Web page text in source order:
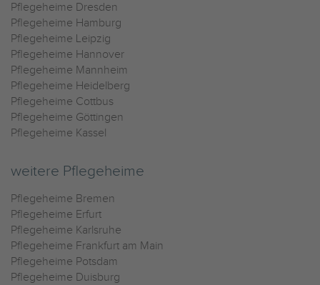
Pflegeheime Dresden
Pflegeheime Hamburg
Pflegeheime Leipzig
Pflegeheime Hannover
Pflegeheime Mannheim
Pflegeheime Heidelberg
Pflegeheime Cottbus
Pflegeheime Göttingen
Pflegeheime Kassel
weitere Pflegeheime
Pflegeheime Bremen
Pflegeheime Erfurt
Pflegeheime Karlsruhe
Pflegeheime Frankfurt am Main
Pflegeheime Potsdam
Pflegeheime Duisburg